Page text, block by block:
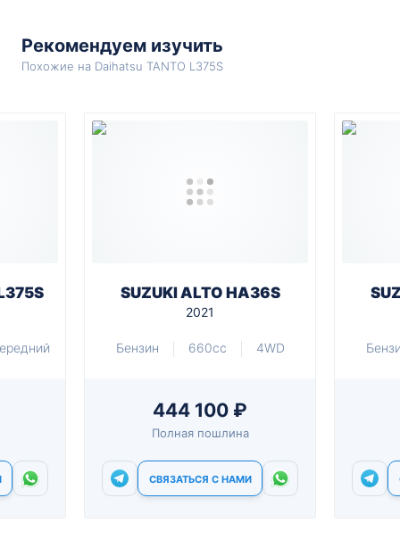
Рекомендуем изучить
Похожие на Daihatsu TANTO L375S
SUZUKI ALTO HA36S
2021
Бензин 660cc 4WD
444 100 ₽
Полная пошлина
СВЯЗАТЬСЯ С НАМИ